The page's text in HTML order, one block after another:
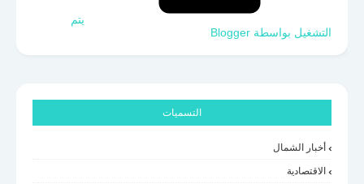
‏يتم
التشغيل بواسطة Blogger
التسميات
أخبار الشمال
الاقتصادية